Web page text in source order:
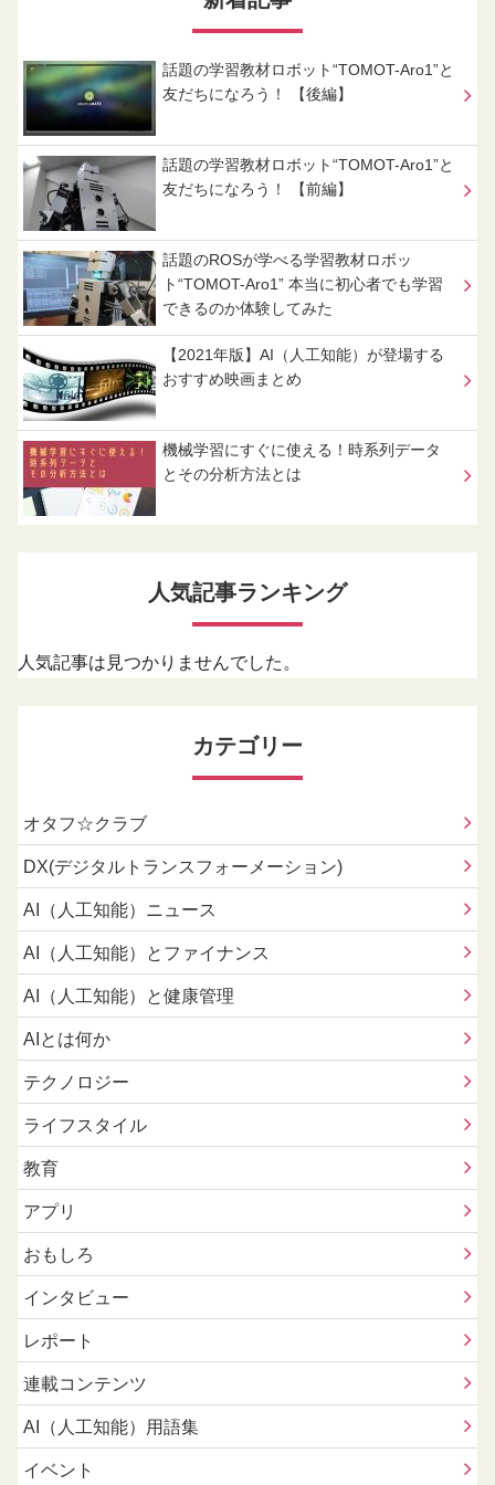
話題の学習教材ロボット“TOMOT-Aro1”と
友だちになろう！ 【後編】
話題の学習教材ロボット“TOMOT-Aro1”と
友だちになろう！ 【前編】
話題のROSが学べる学習教材ロボッ
ト“TOMOT-Aro1” 本当に初心者でも学習
できるのか体験してみた
【2021年版】AI（人工知能）が登場する
おすすめ映画まとめ
機械学習にすぐに使える！時系列データ
とその分析方法とは
人気記事ランキング
人気記事は見つかりませんでした。
カテゴリー
オタフ☆クラブ
DX(デジタルトランスフォーメーション)
AI（人工知能）ニュース
AI（人工知能）とファイナンス
AI（人工知能）と健康管理
AIとは何か
テクノロジー
ライフスタイル
教育
アプリ
おもしろ
インタビュー
レポート
連載コンテンツ
AI（人工知能）用語集
イベント